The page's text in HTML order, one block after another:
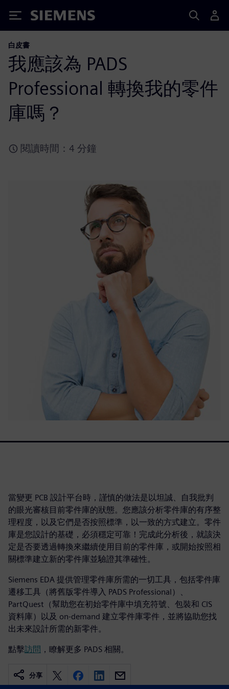
Siemens
白皮書
我應該為 PADS
Professional 轉換我的零件
庫嗎？
閱讀時間：4 分鐘
當變更 PCB 設計平台時，謹慎的做法是以坦誠、自我批判
的眼光審核目前零件庫的狀態。您應該分析零件庫的有序整
理程度，以及它們是否按照標準，以一致的方式建立。零件
庫是您設計的基礎，必須穩定可靠！完成此分析後，就該決
定是否要透過轉換來繼續使用目前的零件庫，或開始按照相
關標準建立新的零件庫並驗證其準確性。
Siemens EDA 提供管理零件庫所需的一切工具，包括零件庫
遷移工具（將舊版零件導入 PADS Professional）、
PartQuest（幫助您在初始零件庫中填充符號、包裝和 CIS
資料庫）以及 on-demand 建立零件庫零件，並將協助您找
出未來設計所需的新零件。
點擊訪問 ，瞭解更多 PADS 相關。
分享